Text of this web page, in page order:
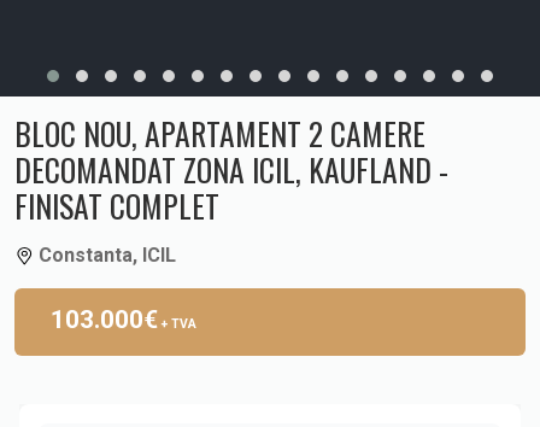
BLOC NOU, APARTAMENT 2 CAMERE
DECOMANDAT ZONA ICIL, KAUFLAND -
FINISAT COMPLET
Constanta, ICIL
103.000€+ TVA